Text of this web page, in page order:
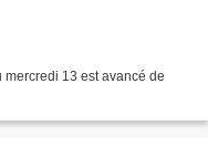
mercredi 13 est avancé de